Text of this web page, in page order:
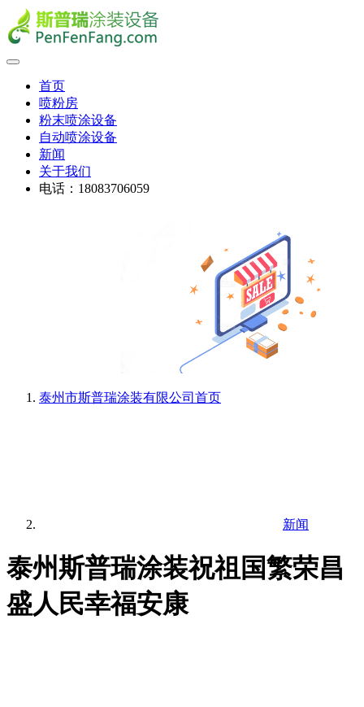
首页
喷粉房
粉末喷涂设备
自动喷涂设备
新闻
关于我们
电话：18083706059
泰州市斯普瑞涂装有限公司 首页
新闻
泰州斯普瑞涂装祝祖国繁荣昌
盛人民幸福安康